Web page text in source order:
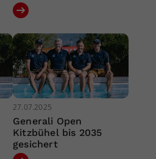
27.07.2025
Generali Open
Kitzbühel bis 2035
gesichert